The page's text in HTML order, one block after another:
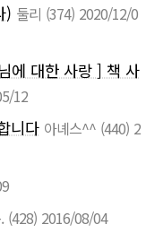
) 둘리 (374) 2020/12/0
에 대한 사랑 ] 책 사
12
니다 아녜스^^ (440) 2
(428) 2016/08/04